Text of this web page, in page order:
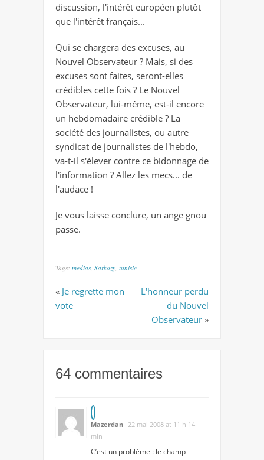
discussion, l'intérêt européen plutôt
que l'intérêt français...
Qui se chargera des excuses, au
Nouvel Observateur ? Mais, si des
excuses sont faites, seront-elles
crédibles cette fois ? Le Nouvel
Observateur, lui-même, est-il encore
un hebdomadaire crédible ? La
société des journalistes, ou autre
syndicat de journalistes de l'hebdo,
va-t-il s'élever contre ce bidonnage de
l'information ? Allez les mecs... de
l'audace !
Je vous laisse conclure, un angegnou
passe.
Tags: medias Sarkozy tunisie
« Je regrette mon
vote
L'honneur perdu
du Nouvel
Observateur »
64 commentaires
Mazerdan 22 mai 2008 at 11 h 14
min
C’est un problème : le champ